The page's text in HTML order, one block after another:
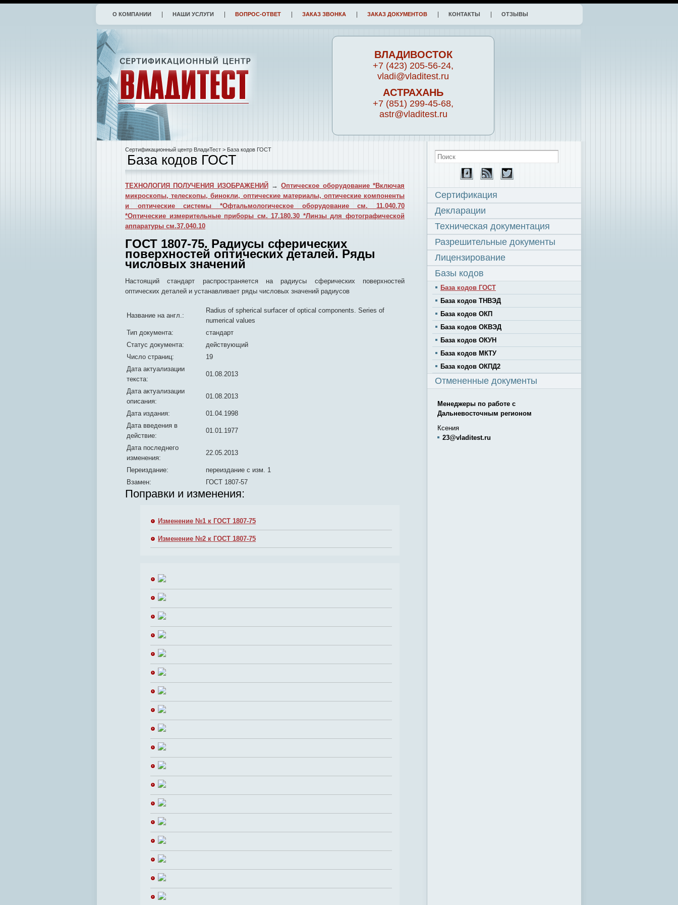
О КОМПАНИИ НАШИ УСЛУГИ ВОПРОС-ОТВЕТ ЗАКАЗ ЗВОНКА ЗАКАЗ ДОКУМЕНТОВ КОНТАКТЫ ОТЗЫВЫ
ВЛАДИВОСТОК
+7 (423) 205-56-24,
vladi@vladitest.ru
АСТРАХАНЬ
+7 (851) 299-45-68,
astr@vladitest.ru
Сертификационный центр ВладиТест > База кодов ГОСТ
База кодов ГОСТ
ТЕХНОЛОГИЯ ПОЛУЧЕНИЯ ИЗОБРАЖЕНИЙ →Оптическое оборудование *Включая
микроскопы, телескопы, бинокли, оптические материалы, оптические компоненты
и оптические системы *Офтальмологическое оборудование см. 11.040.70
*Оптические измерительные приборы см. 17.180.30 *Линзы для фотографической
аппаратуры см.37.040.10
ГОСТ 1807-75. Радиусы сферических
поверхностей оптических деталей. Ряды
числовых значений
Настоящий стандарт распространяется на радиусы сферических поверхностей
оптических деталей и устанавливает ряды числовых значений радиусов
Название на англ.:
Radius of spherical surfacer of optical components. Series of
numerical values
Тип документа:
стандарт
Статус документа:
действующий
Число страниц:
19
Дата актуализации
текста:
01.08.2013
Дата актуализации
описания:
01.08.2013
Дата издания:
01.04.1998
Дата введения в
действие:
01.01.1977
Дата последнего
изменения:
22.05.2013
Переиздание:
переиздание с изм. 1
Взамен:
ГОСТ 1807-57
Поправки и изменения:
Изменение №1 к ГОСТ 1807-75
Изменение №2 к ГОСТ 1807-75
Сертификация
Декларации
Техническая документация
Разрешительные документы
Лицензирование
Базы кодов
База кодов ГОСТ
База кодов ТНВЭД
База кодов ОКП
База кодов ОКВЭД
База кодов ОКУН
База кодов МКТУ
База кодов ОКПД2
Отмененные документы
Менеджеры по работе с
Дальневосточным регионом
Ксения
23@vladitest.ru